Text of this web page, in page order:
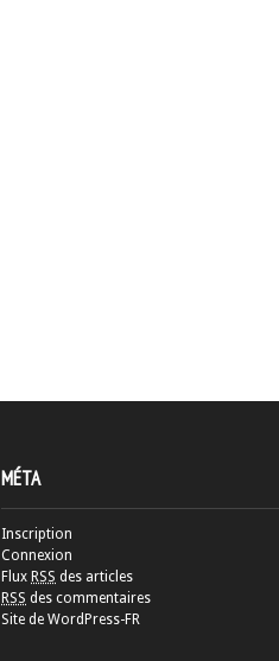
MÉTA
Inscription
Connexion
Flux RSS des articles
RSS des commentaires
Site de WordPress-FR